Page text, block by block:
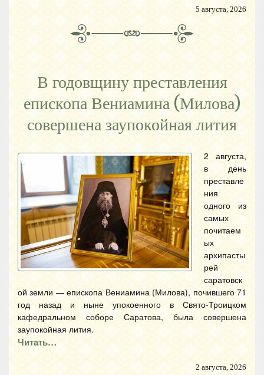
5 августа, 2026
В годовщину преставления
епископа Вениамина (Милова)
совершена заупокойная лития
2 августа,
в день
преставле
ния
одного из
самых
почитаем
ых
архипасты
рей
саратовск
ой земли — епископа Вениамина (Милова), почившего 71
год назад и ныне упокоенного в Свято-Троицком
кафедральном соборе Саратова, была совершена
заупокойная лития.
Читать…
2 августа, 2026